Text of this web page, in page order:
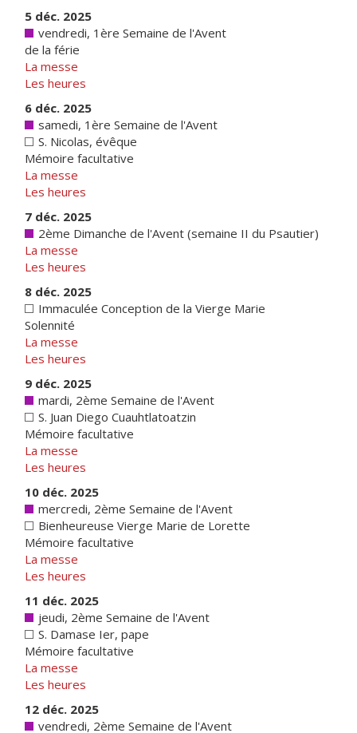
5 déc. 2025
vendredi, 1ère Semaine de l'Avent
de la férie
La messe
Les heures
6 déc. 2025
samedi, 1ère Semaine de l'Avent
S. Nicolas, évêque
Mémoire facultative
La messe
Les heures
7 déc. 2025
2ème Dimanche de l'Avent (semaine II du Psautier)
La messe
Les heures
8 déc. 2025
Immaculée Conception de la Vierge Marie
Solennité
La messe
Les heures
9 déc. 2025
mardi, 2ème Semaine de l'Avent
S. Juan Diego Cuauhtlatoatzin
Mémoire facultative
La messe
Les heures
10 déc. 2025
mercredi, 2ème Semaine de l'Avent
Bienheureuse Vierge Marie de Lorette
Mémoire facultative
La messe
Les heures
11 déc. 2025
jeudi, 2ème Semaine de l'Avent
S. Damase Ier, pape
Mémoire facultative
La messe
Les heures
12 déc. 2025
vendredi, 2ème Semaine de l'Avent